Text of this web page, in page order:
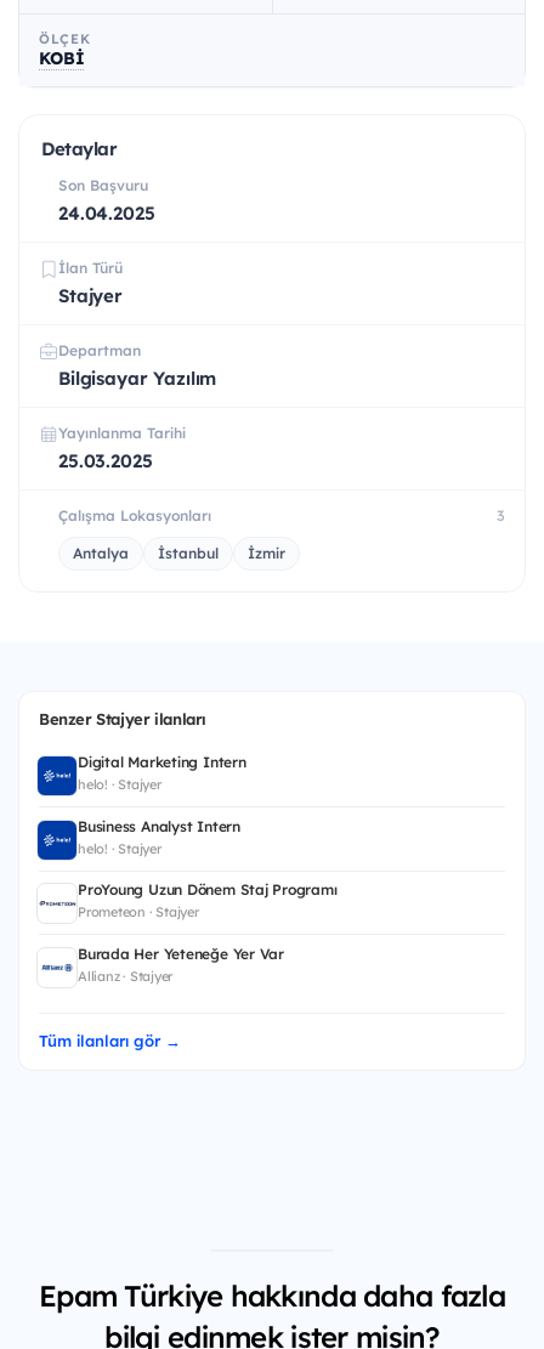
ÖLÇEK
KOBİ
Detaylar
Son Başvuru
24.04.2025
İlan Türü
Stajyer
Departman
Bilgisayar Yazılım
Yayınlanma Tarihi
25.03.2025
Çalışma Lokasyonları 3
Antalya İstanbul İzmir
Benzer Stajyer ilanları
Digital Marketing Intern
helo! · Stajyer
Business Analyst Intern
helo! · Stajyer
ProYoung Uzun Dönem Staj Programı
Prometeon · Stajyer
Burada Her Yeteneğe Yer Var
Allianz · Stajyer
Tüm ilanları gör →
Epam Türkiye hakkında daha fazla
bilgi edinmek ister misin?